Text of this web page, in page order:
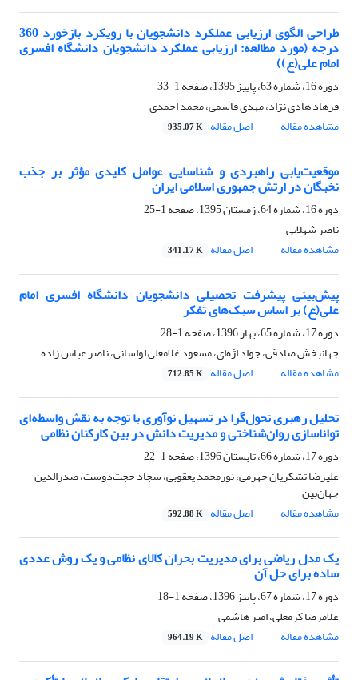
طراحی الگوی ارزیابی عملکرد دانشجویان با رویکرد بازخورد 360
درجه (مورد مطالعه: ارزیابی عملکرد دانشجویان دانشگاه افسری
امام علی(ع))
دوره 16، شماره 63، پاییز 1395، صفحه
1-33
فرهاد هادی نژاد، مهدی قاسمی، محمد احمدی
مشاهده مقاله
اصل مقاله 935.07 K
موقعیت‌یابی راهبردی و شناسایی عوامل کلیدی مؤثر بر جذب
نخبگان در ارتش جمهوری اسلامی ایران
دوره 16، شماره 64، زمستان 1395، صفحه
1-25
ناصر شهلایی
مشاهده مقاله
اصل مقاله 341.17 K
پیش‌بینی پیشرفت تحصیلی دانشجویان دانشگاه افسری امام
علی(ع) بر اساس سبک‌های تفکر
دوره 17، شماره 65، بهار 1396، صفحه
1-28
جهانبخش صادقی، جواد اژه‌ای، مسعود غلامعلی لواسانی، ناصر عباس زاده
مشاهده مقاله
اصل مقاله 712.85 K
تحلیل رهبری تحول‌گرا در تسهیل نوآوری با توجه به نقش واسطه‌ای
تواناسازی روان‌شناختی و مدیریت دانش در بین کارکنان نظامی
دوره 17، شماره 66، تابستان 1396، صفحه
1-22
علیرضا تشکریان جهرمی، نورمحمد یعقوبی، سجاد حجت‌دوست، صدرالدین
جهان‌بین
مشاهده مقاله
اصل مقاله 592.88 K
یک مدل ریاضی برای مدیریت بحران کالای نظامی و یک روش عددی
ساده برای حل آن
دوره 17، شماره 67، پاییز 1396، صفحه
1-18
غلامرضا کرمعلی، امیر هاشمی
مشاهده مقاله
اصل مقاله 964.19 K